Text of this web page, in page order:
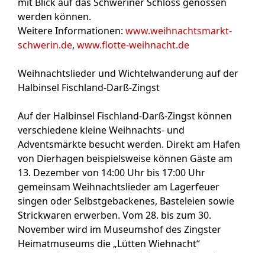
werden können.
Weitere Informationen: www.weihnachtsmarkt-
schwerin.de, www.flotte-weihnacht.de
Weihnachtslieder und Wichtelwanderung auf der
Halbinsel Fischland-Darß-Zingst
Auf der Halbinsel Fischland-Darß-Zingst können
verschiedene kleine Weihnachts- und
Adventsmärkte besucht werden. Direkt am Hafen
von Dierhagen beispielsweise können Gäste am
13. Dezember von 14:00 Uhr bis 17:00 Uhr
gemeinsam Weihnachtslieder am Lagerfeuer
singen oder Selbstgebackenes, Basteleien sowie
Strickwaren erwerben. Vom 28. bis zum 30.
November wird im Museumshof des Zingster
Heimatmuseums die „Lütten Wiehnacht“